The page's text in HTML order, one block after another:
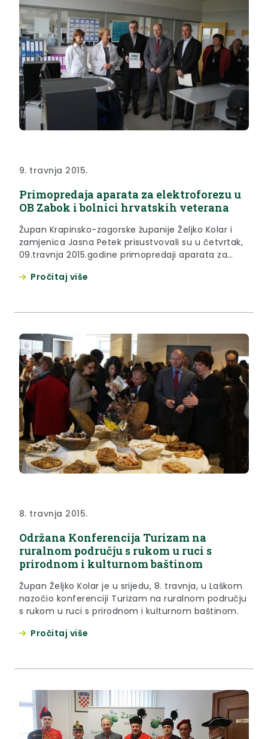
9. travnja 2015.
Primopredaja aparata za elektroforezu u
OB Zabok i bolnici hrvatskih veterana
Župan Krapinsko-zagorske županije Željko Kolar i
zamjenica Jasna Petek prisustvovali su u četvrtak,
09.travnja 2015.godine primopredaji aparata za
Zabok i bolnici hrvatskih veterana.
Pročitaj više
8. travnja 2015.
Održana Konferencija Turizam na
ruralnom području s rukom u ruci s
prirodnom i kulturnom baštinom
Župan Željko Kolar je u srijedu, 8. travnja, u Laškom
nazočio konferenciji Turizam na ruralnom području
s rukom u ruci s prirodnom i kulturnom baštinom.
Pročitaj više